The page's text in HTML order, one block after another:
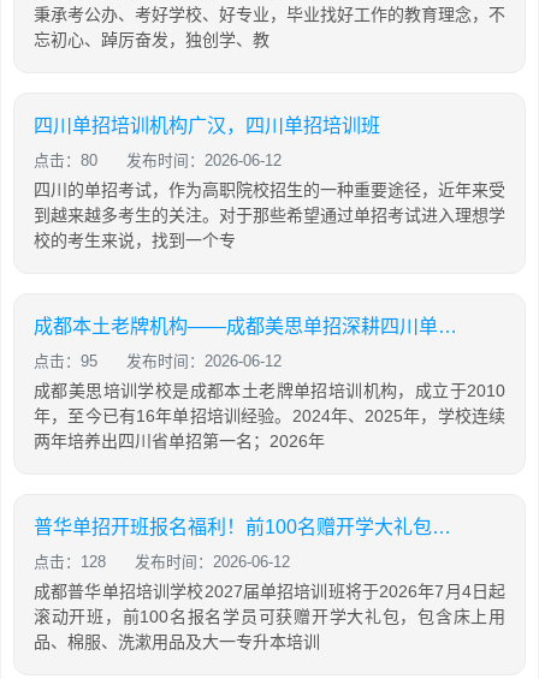
秉承考公办、考好学校、好专业，毕业找好工作的教育理念，不
忘初心、踔厉奋发，独创学、教
四川单招培训机构广汉，四川单招培训班
点击：80 发布时间：2026-06-12
四川的单招考试，作为高职院校招生的一种重要途径，近年来受
到越来越多考生的关注。对于那些希望通过单招考试进入理想学
校的考生来说，找到一个专
成都本土老牌机构——成都美思单招深耕四川单招16年，助力学生录取公办院校！
点击：95 发布时间：2026-06-12
成都美思培训学校是成都本土老牌单招培训机构，成立于2010
年，至今已有16年单招培训经验。2024年、2025年，学校连续
两年培养出四川省单招第一名；2026年
普华单招开班报名福利！前100名赠开学大礼包，含床上用品，棉服，先到先得！
点击：128 发布时间：2026-06-12
成都普华单招培训学校2027届单招培训班将于2026年7月4日起
滚动开班，前100名报名学员可获赠开学大礼包，包含床上用
品、棉服、洗漱用品及大一专升本培训